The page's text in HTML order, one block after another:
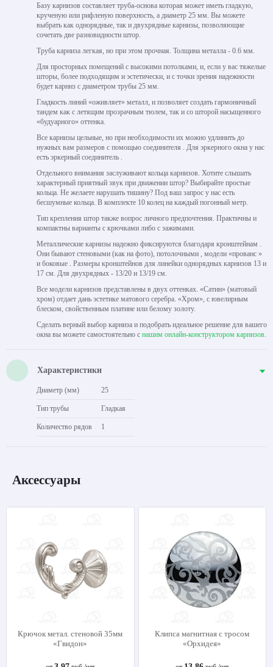
Базу карнизов составляет труба-основа которая может иметь гладкую,
крученую или рифленую поверхность, а диаметр 25 мм. Вы можете
выбрать как однорядные, так и двухрядные карнизы, позволяющие
сочетать две разновидности штор.
Труба карниза легкая, но при этом прочная. Толщина металла - 0.6 мм.
Для просторных помещений с высокими потолками, и, если у вас тяжелые
шторы, более подходящим и эстетически, и с точки зрения надежности
будет карниз с диаметром трубы 25 мм.
Гладкость линий «оживляет» металл, и позволяет создать гармоничный
тандем как с летящим прозрачным тюлем, так и со шторой насыщенного
«будуарного» оттенка.
Все карнизы цельные, но при необходимости их можно удлинить до
нужных вам размеров с помощью соединителя . Для эркерного окна у нас
есть эркерный соединитель .
Отдельного внимания заслуживают кольца карнизов. Хотите слышать
характерный приятный звук при движении штор? Выбирайте простые
кольца. Не желаете нарушать тишину? Под ваш запрос у нас есть
бесшумные кольца. В комплекте 10 колец на каждый погонный метр.
Тип крепления штор также вопрос личного предпочтения. Практичны и
компактны варианты с крючками либо с зажимами.
Металлические карнизы надежно фиксируются благодаря кронштейнам .
Они бывают стеновыми (как на фото), потолочными , модели «прованс »
и боковые . Размеры кронштейнов для линейки однорядных карнизов 13 и
17 см. Для двухрядных - 13/20 и 13/19 см.
Все модели карнизов представлены в двух оттенках. «Сатин» (матовый
хром) отдает дань эстетике матового серебра. «Хром», с ювелирным
блеском, свойственным платине или белому золоту.
Сделать верный выбор карниза и подобрать идеальное решение для вашего
окна вы можете самостоятельно с нашим онлайн-конструктором карнизов.
Характеристики
Диаметр (мм) 25
Тип трубы Гладкая
Количество рядов 1
Аксессуары
Крючок метал. стеновой 35мм
«Гвидон»
Клипса магнитная с тросом
«Орхидея»